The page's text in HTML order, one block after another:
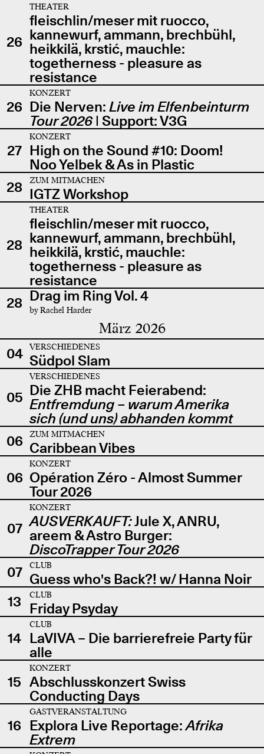
26
THEATER
fleischlin/meser mit ruocco,
kannewurf, ammann, brechbühl,
heikkilä, krstić, mauchle:
togetherness - pleasure as
resistance
26
KONZERT
Die Nerven: Live im Elfenbeinturm
Tour 2026| Support: V3G
27
KONZERT
High on the Sound #10: Doom!
Noo Yelbek & As in Plastic
28
ZUM MITMACHEN
IGTZ Workshop
28
THEATER
fleischlin/meser mit ruocco,
kannewurf, ammann, brechbühl,
heikkilä, krstić, mauchle:
togetherness - pleasure as
resistance
28 Drag im Ring Vol. 4
by Rachel Harder
März 2026
04 VERSCHIEDENES
Südpol Slam
05
VERSCHIEDENES
Die ZHB macht Feierabend:
Entfremdung – warum Amerika
sich (und uns) abhanden kommt
06
ZUM MITMACHEN
Caribbean Vibes
06
KONZERT
Opération Zéro - Almost Summer
Tour 2026
07
KONZERT
AUSVERKAUFT:Jule X, ANRU,
areem & Astro Burger:
DiscoTrapper Tour 2026
07
CLUB
Guess who's Back?! w/ Hanna Noir
13
CLUB
Friday Psyday
14
CLUB
LaVIVA – Die barrierefreie Party für
alle
15
KONZERT
Abschlusskonzert Swiss
Conducting Days
16
GASTVERANSTALTUNG
Explora Live Reportage:Afrika
Extrem